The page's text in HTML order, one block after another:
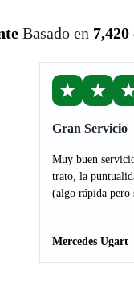
Basado en
★ ★
Gran Servicio
Muy buen
trato, la
(algo rápida pero
Mercedes Ugart